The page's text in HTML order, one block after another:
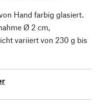
Hand farbig glasiert.
Ø 2 cm,
variiert von 230 g bis